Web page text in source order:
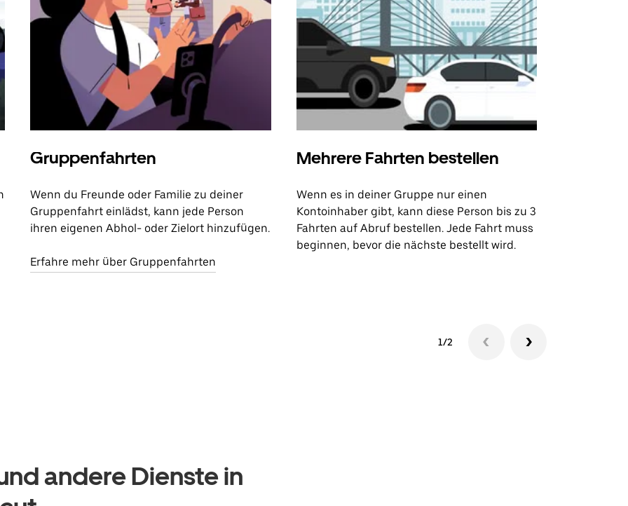
Gruppenfahrten
Wenn du Freunde oder Familie zu deiner
Gruppenfahrt einlädst, kann jede Person
ihren eigenen Abhol- oder Zielort hinzufügen.
Erfahre mehr über Gruppenfahrten
Mehrere Fahrten bestellen
Wenn es in deiner Gruppe nur einen
Kontoinhaber gibt, kann diese Person bis zu 3
Fahrten auf Abruf bestellen. Jede Fahrt muss
beginnen, bevor die nächste bestellt wird.
1/2
andere Dienste in